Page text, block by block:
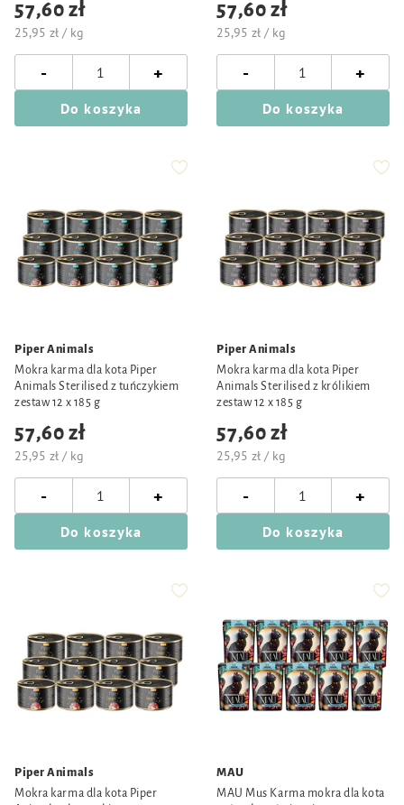
57,60 zł
25,95 zł / kg
- +
Do koszyka
57,60 zł
25,95 zł / kg
- +
Do koszyka
Piper Animals
Mokra karma dla kota Piper
Animals Sterilised z tuńczykiem
zestaw 12 x 185 g
57,60 zł
25,95 zł / kg
- +
Do koszyka
Piper Animals
Mokra karma dla kota Piper
Animals Sterilised z królikiem
zestaw 12 x 185 g
57,60 zł
25,95 zł / kg
- +
Do koszyka
Piper Animals
Mokra karma dla kota Piper
MAU
MAU Mus Karma mokra dla kota